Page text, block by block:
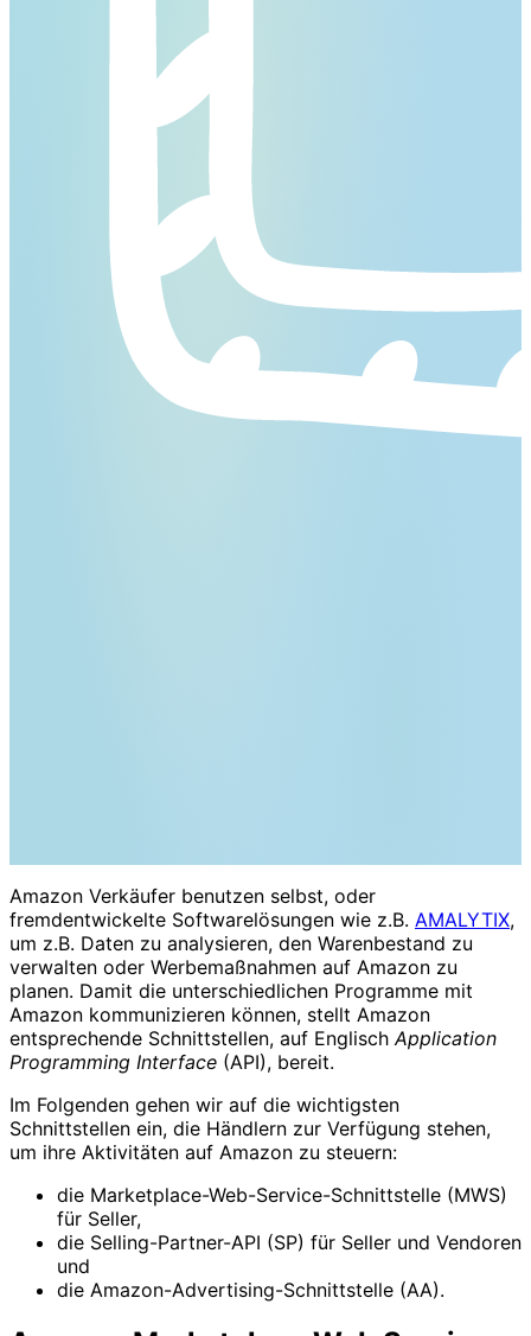
Amazon Verkäufer benutzen selbst, oder
fremdentwickelte Softwarelösungen wie z.B. AMALYTIX,
um z.B. Daten zu analysieren, den Warenbestand zu
verwalten oder Werbemaßnahmen auf Amazon zu
planen. Damit die unterschiedlichen Programme mit
Amazon kommunizieren können, stellt Amazon
entsprechende Schnittstellen, auf EnglischApplication
Programming Interface (API), bereit.
Im Folgenden gehen wir auf die wichtigsten
Schnittstellen ein, die Händlern zur Verfügung stehen,
um ihre Aktivitäten auf Amazon zu steuern:
die Marketplace-Web-Service-Schnittstelle (MWS)
für Seller,
die Selling-Partner-API (SP) für Seller und Vendoren
und
die Amazon-Advertising-Schnittstelle (AA).